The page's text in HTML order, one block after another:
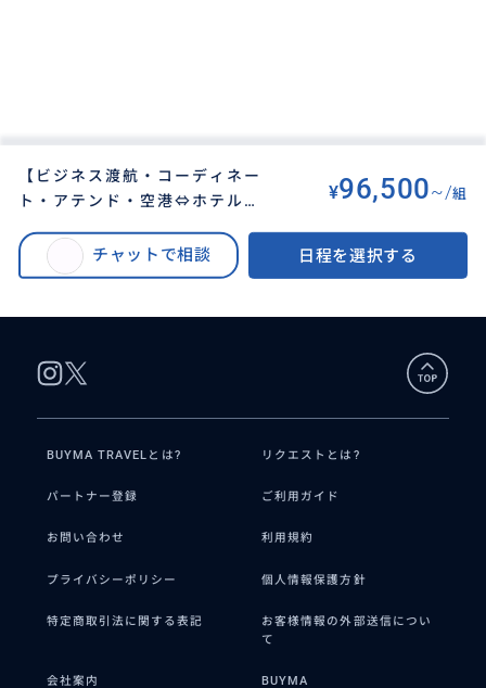
【ビジネス渡航・コーディネー
ト・アテンド・空港⇔ホテル送
ビス】ベテラン日本人ガイド/ア
シスタント/時間設定自由/ガイド
¥96,500~/組
チャットで相談 日程を選択する
【ビジネス渡航・コーディネート・アテンド・空港⇔ホテル送迎・通訳/交渉/
アシスタントサービス】ベテラン日本人ガイド/アシスタント/時間設定自由/
ガイドへのチップ不要/追加費用一切無し/3名まで同額
BUYMA TRAVELとは? リクエストとは?
パートナー登録 ご利用ガイド
お問い合わせ 利用規約
プライバシーポリシー 個人情報保護方針
特定商取引法に関する表記
お客様情報の外部送信につい
て
会社案内 BUYMA